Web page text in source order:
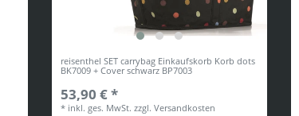
reisenthel SET carrybag Einkaufskorb Korb dots
BK7009 + Cover schwarz BP7003
53,90 € *
* inkl. ges. MwSt. zzgl.Versandkosten